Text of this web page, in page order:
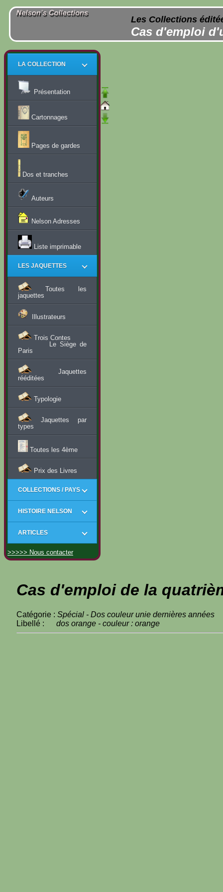
Les Collections
Cas d'emploi
LA COLLECTION
Présentation
Cartonnages
Pages de gardes
Dos et tranches
Auteurs
Nelson Adresses
Liste imprimable
LES JAQUETTES
Toutes les
jaquettes
Illustrateurs
Trois Contes
Le Siège de
Paris
Jaquettes
rééditées
Typologie
Jaquettes par
types
Toutes les 4ème
Prix des Livres
COLLECTIONS / PAYS
HISTOIRE NELSON
ARTICLES
>>>>> Nous contacter
Cas d'emploi de la
Catégorie : Spécial - Dos couleur unie dernières années
Libellé : dos orange - couleur : orange